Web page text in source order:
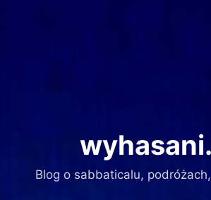
Blog o sabbaticalu,